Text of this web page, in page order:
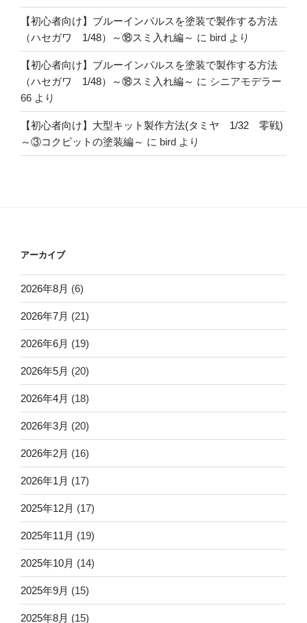
【初心者向け】ブルーインパルスを塗装で製作する方法
（ハセガワ 1/48）～⑱スミ入れ編～ に bird より
【初心者向け】ブルーインパルスを塗装で製作する方法
（ハセガワ 1/48）～⑱スミ入れ編～ に シニアモデラー
66 より
【初心者向け】大型キット製作方法(タミヤ 1/32 零戦)
～③コクピットの塗装編～ に bird より
アーカイブ
2026年8月 (6)
2026年7月 (21)
2026年6月 (19)
2026年5月 (20)
2026年4月 (18)
2026年3月 (20)
2026年2月 (16)
2026年1月 (17)
2025年12月 (17)
2025年11月 (19)
2025年10月 (14)
2025年9月 (15)
2025年8月 (15)